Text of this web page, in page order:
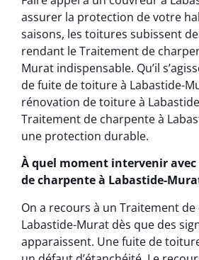
assurer la protection de votre
saisons, les toitures subissent
rendant le Traitement de
Murat indispensable. Qu’il
de fuite de toiture à Labastide-
rénovation de toiture à
Traitement de charpente à
une protection durable.
À quel moment intervenir
de charpente à Labastide-
On a recours à un Traitement
Labastide-Murat dès que des
apparaissent. Une fuite de